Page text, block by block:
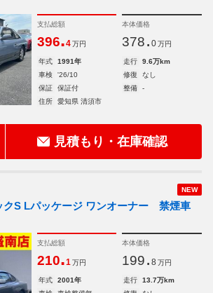
支払総額
396.4 万円
本体価格
378. 0 万円
年式 1991年 走行
9.6万km
車検
'26/10 修復
なし
保証
保証付 整備
-
住所
愛知県 清須市
見積もり・在庫確認
NEW
クS Lパッケージ ワンオーナー 禁煙車
支払総額
210.1 万円
本体価格
199. 8 万円
年式 2001年 走行
13.7万km